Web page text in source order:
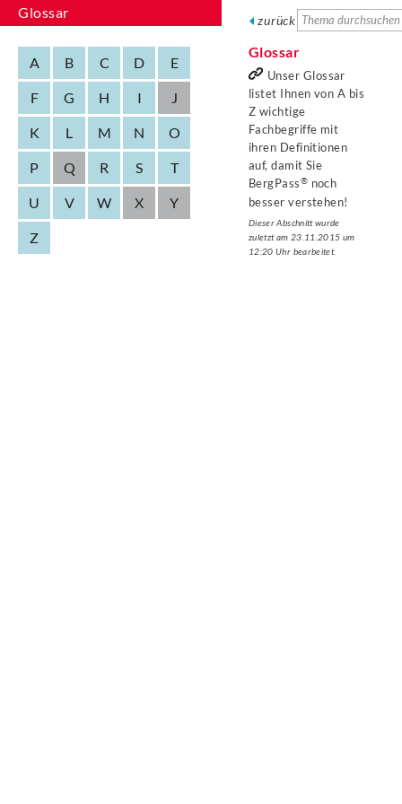
Glossar
A B C D E
F G H I J
K L M N O
P Q R S T
U V W X Y
Z
zurück
Glossar
Unser Glossar
listet Ihnen von A bis
Z wichtige
Fachbegriffe mit
ihren Definitionen
auf, damit Sie
BergPass
noch
besser verstehen!
Dieser Abschnitt wurde
zuletzt am 23.11.2015 um
12:20 Uhr bearbeitet.